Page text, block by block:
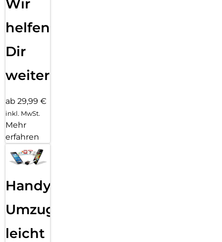
Wir
helfen
Dir
weiter
ab 29,99 €
inkl. MwSt.
Mehr
erfahren
Handy
Umzug
leicht